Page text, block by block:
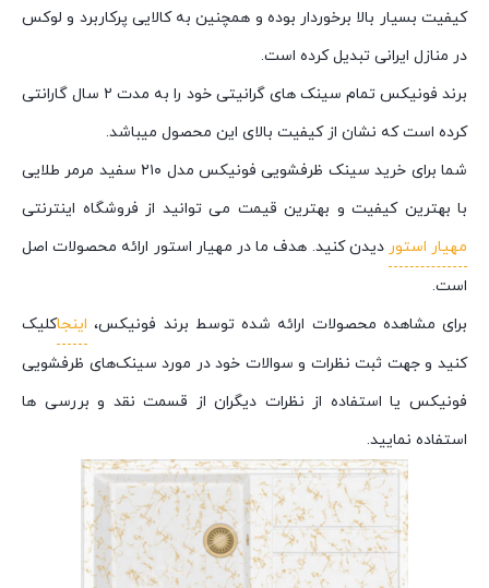
کیفیت بسیار بالا برخوردار بوده و همچنین به کالایی پرکاربرد و لوکس
در منازل ایرانی تبدیل کرده است.
برند فونیکس تمام سینک های گرانیتی خود را به مدت ۲ سال گارانتی
کرده است که نشان از کیفیت بالای این محصول میباشد.
شما برای خرید سینک ظرفشویی فونیکس مدل ۲۱۰ سفید مرمر طلایی
با بهترین کیفیت و بهترین قیمت می توانید از فروشگاه اینترنتی
مهیار استور دیدن کنید. هدف ما در مهیار استور ارائه محصولات اصل
است.
برای مشاهده محصولات ارائه شده توسط برند فونیکس، اینجاکلیک
کنید و جهت ثبت نظرات و سوالات خود در مورد سینک‌های ظرفشویی
فونیکس یا استفاده از نظرات دیگران از قسمت نقد و بررسی ها
استفاده نمایید.